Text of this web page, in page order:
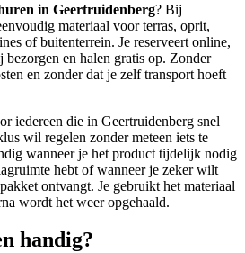
in Geertruidenberg? Bij
materiaal voor terras, oprit,
of buitenterrein. Je reserveert online,
en halen gratis op. Zonder
en zonder dat je zelf transport hoeft
iedereen die in Geertruidenberg snel
wil regelen zonder meteen iets te
wanneer je het product tijdelijk nodig
hebt of wanneer je zeker wilt
ontvangt. Je gebruikt het materiaal
wordt het weer opgehaald.
handig?